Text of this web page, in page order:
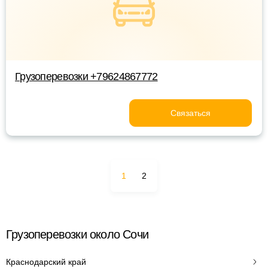
Грузоперевозки +79624867772
Связаться
1 2
Грузоперевозки около Сочи
Краснодарский край